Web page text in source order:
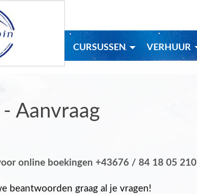
CURSUSSEN VERHUUR
Aanvraag
online boekingen +43676 / 84 18 05 210
beantwoorden graag al je vragen!